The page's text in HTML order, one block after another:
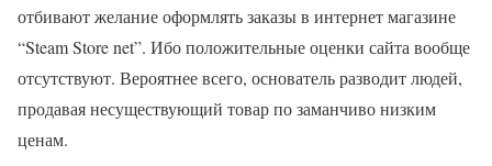
отбивают желание оформлять заказы в интернет магазине
“Steam Store net”. Ибо положительные оценки сайта вообще
отсутствуют. Вероятнее всего, основатель разводит людей,
продавая несуществующий товар по заманчиво низким
ценам.